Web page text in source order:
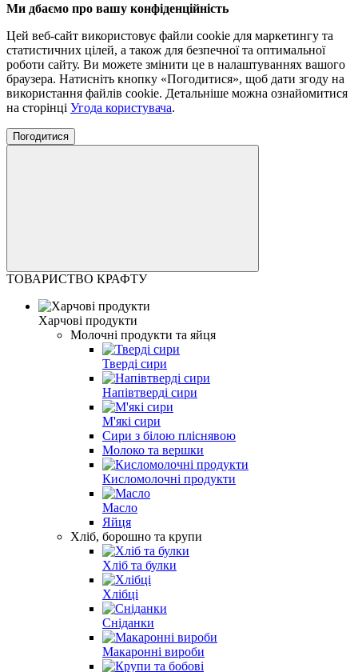
Ми дбаємо про вашу конфіденційність
Цей веб-сайт використовує файли cookie для маркетингу та
статистичних цілей, а також для безпечної та оптимальної
роботи сайту. Ви можете змінити це в налаштуваннях вашого
браузера. Натисніть кнопку «Погодитися», щоб дати згоду на
використання файлів cookie. Детальніше можна ознайомитися
на сторінці Угода користувача.
Погодитися
ТОВАРИСТВО КРАФТУ
Харчові продукти
Молочні продукти та яйця
Тверді сири
Напівтверді сири
М'які сири
Сири з білою пліснявою
Молоко та вершки
Кисломолочні продукти
Масло
Яйця
Хліб, борошно та крупи
Хліб та булки
Хлібці
Сніданки
Макаронні вироби